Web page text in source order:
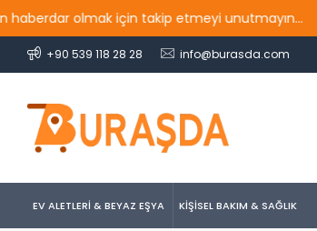
olmak için takip etmeyi unutmayın...
+90 539 118 28 28 info@burasda.com
EV ALETLERİ & BEYAZ EŞYA KİŞİSEL BAKIM & SAĞLIK